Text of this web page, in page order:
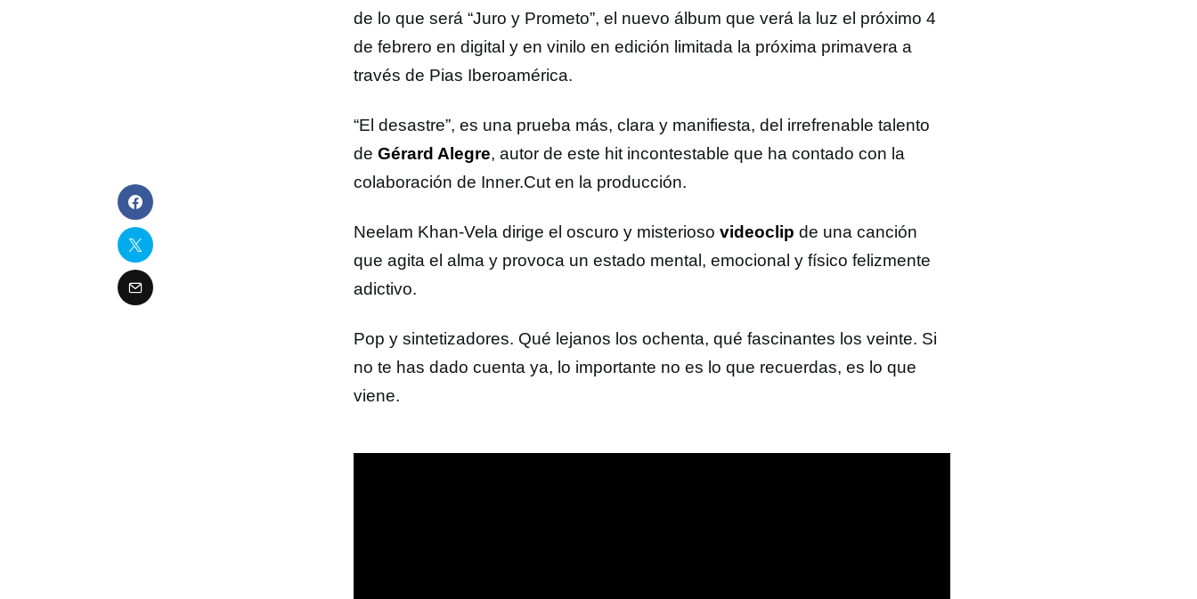
de lo que será “Juro y Prometo”, el nuevo álbum que verá la luz el próximo 4
de febrero en digital y en vinilo en edición limitada la próxima primavera a
través de Pias Iberoamérica.
“El desastre”, es una prueba más, clara y manifiesta, del irrefrenable talento
de Gérard Alegre, autor de este hit incontestable que ha contado con la
colaboración de Inner.Cut en la producción.
Neelam Khan-Vela dirige el oscuro y misterioso videoclip de una canción
que agita el alma y provoca un estado mental, emocional y físico felizmente
adictivo.
Pop y sintetizadores. Qué lejanos los ochenta, qué fascinantes los veinte. Si
no te has dado cuenta ya, lo importante no es lo que recuerdas, es lo que
viene.